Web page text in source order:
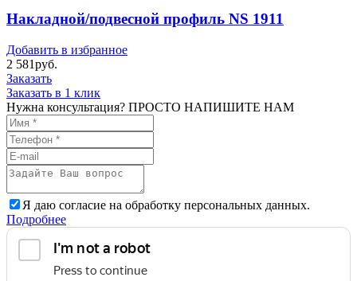
Накладной/подвесной профиль NS 1911
Добавить в избранное
2 581руб.
Заказать
Заказать в 1 клик
Нужна консультация? ПРОСТО НАПИШИТЕ НАМ
Я даю согласие на обработку персональных данных.
Подробнее